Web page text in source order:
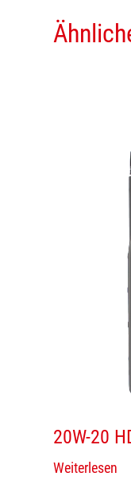
20W-20
Weiterlesen